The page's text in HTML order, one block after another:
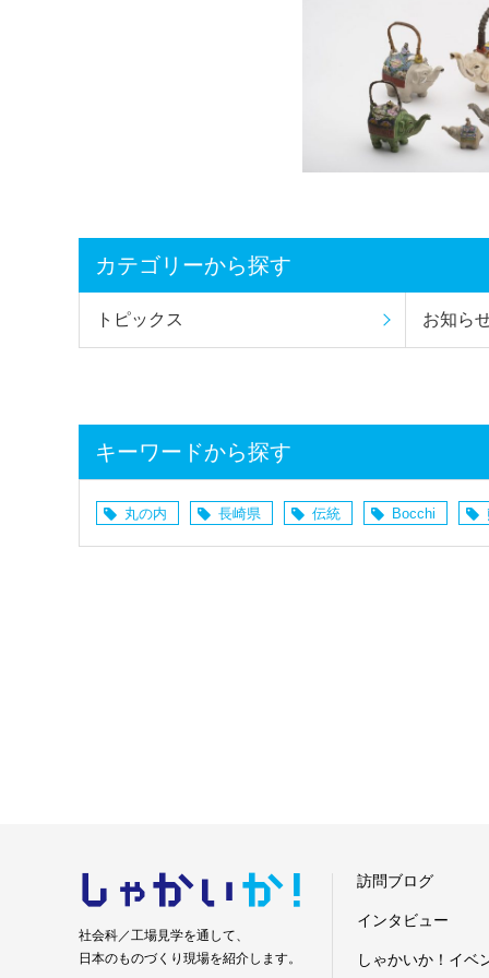
カテゴリーから探す
トピックス お知ら
キーワードから探す
丸の内 長崎県 伝統 Bocchi
しゃかい か！
社会科／工場見学を通して、
日本のものづくり現場を紹介します。
訪問ブログ
インタビュー
しゃかいか！イベ